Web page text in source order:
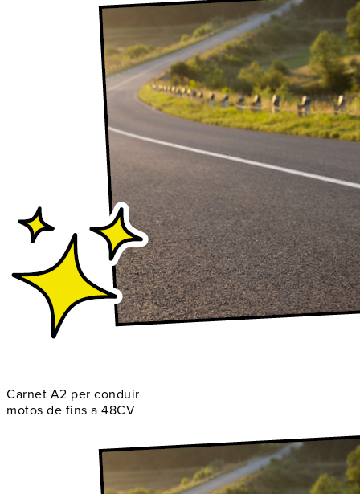
Carnet A2 per conduir
motos de fins a 48CV